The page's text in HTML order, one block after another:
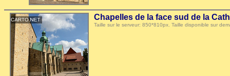
Chapelles de la face sud de la
Taille sur le serveur: 850*810px. Taille disponible sur